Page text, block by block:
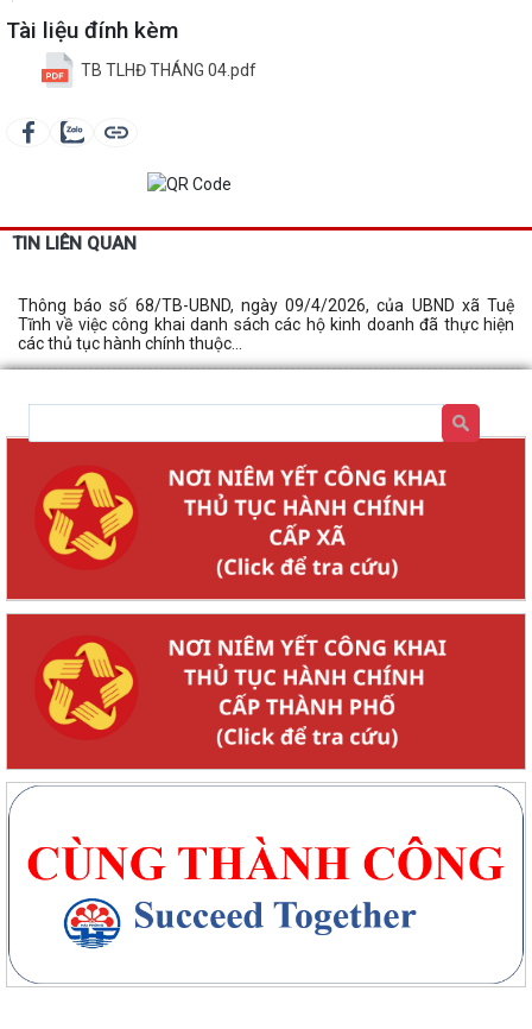
Tài liệu đính kèm
TB TLHĐ THÁNG 04.pdf
TIN LIÊN QUAN
Thông báo số 68/TB-UBND, ngày 09/4/2026, của UBND xã Tuệ
Tĩnh về việc công khai danh sách các hộ kinh doanh đã thực hiện
các thủ tục hành chính thuộc...